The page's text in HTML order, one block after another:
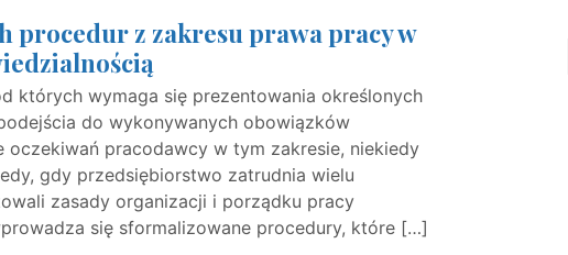
procedur z zakresu prawa pracy w
których wymaga się prezentowania określonych
do wykonywanych obowiązków
pracodawcy w tym zakresie, niekiedy
gdy przedsiębiorstwo zatrudnia wielu
zasady organizacji i porządku pracy
się sformalizowane procedury, które […]